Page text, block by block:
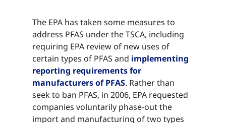
The EPA has taken some measures to
address PFAS under the TSCA, including
requiring EPA review of new uses of
certain types of PFAS and ​​​​‌ ‍ ​‍​‍‌‍ ‌ ​‍‌‍‍‌‌‍‌ ‌‍‍‌‌‍ ‍​‍​‍​ ‍‍​‍​‍‌ ​ ‌‍​‌‌‍ ‍‌‍‍‌‌ ‌​‌ ‍‌​‍ ‍‌‍‍‌‌‍ ​‍​‍​‍ ​​‍​‍‌‍‍​‌ ​‍‌‍‌‌‌‍‌‍​‍​‍​ ‍‍​‍​‍‌‍‍​‌ ‌​‌ ‌​‌ ​​‌ ​ ​ ‍‍​‍ ​‍ ‌‍​ ‌‍ ‌‌ ​ ​‍ ‍‌‍ ‌‌‍​‌‌‍‍‌‌‍ ‍​‍ ‍​ ​‍​ ​​​ ​‍​ ‌​‌ ​‍‌‍‌‌‌‍‌​‌‍‌‌‌ ​ ‌‍‍‌‌‍‌ ‌‍ ‍​‍ ‍‌ ​‍‌‍‍‌‌ ‌‍‌‍‌‌‌ ​‍‌‍‍ ‌‍‌‌‌‍‌‌‌ ​​‌‍‌‌‌ ​‍​‍ ‍‌‍ ‌ ​‍‌‍‌ ​‍ ‌‍‍‌‌‍ ‍‌ ‌​‌‍‌‌‌‍ ‍‌ ‌​​‍ ‌‍‌‌‌‍‌​‌‍‍‌‌ ‌​​‍ ‌‍ ‌‌‍ ‌‍‌​‌‍‌‌​ ‌‌ ​​‌ ​‍‌‍‌‌‌ ​ ‌‍‌‌‌‍ ‍‌ ‌​‌‍​‌‌ ‌​‌‍‍‌‌‍ ‌‍ ‍​ ‍ ‌‍‍‌‌‍‌​​ ‌‌‍​ ​ ​‍‌‍‌‍​ ​​​ ​‌‌‍​ ​ ‌ ​ ‌ ​‍ ‌‌‍​‍​ ‌​​ ​‌‌‍​‌​‍ ‌​ ‌​​ ‌​‌‍​‌​ ‌​​‍ ‌‌‍​‌​ ​​‌‍​‌‌‍‌‌​‍ ‌​ ‌‍​ ‌ ​ ‌‌‌‍​ ​ ‌​​ ‍​​ ‍‌​ ​‍​ ‌ ​ ​ ​ ​​​ ‌​​ ‍ ‌ ‌​‌ ‍‌‌ ​​‌‍‌‌​ ‌‌‍​‌‌ ​‍‌ ‌​‌‍‍‌‌‍​ ‌‍ ​‌‍‌‌​ ‍ ‌ ​​‌‍​‌‌ ‌​‌‍‍​​ ‌‌‍​ ‌‍ ‌‍ ‍‌ ‌​‌‍‌‌‌‍ ‍‌ ‌​​‍‌‌​ ‌‌‌​​‍‌‌ ‌‍‍ ‌‍‌‌‌ ‍‌​‍‌‌​ ​ ‌​‌​​‍‌‌​ ​ ‌​‌​​‍‌‌​ ​‍​ ​‍‌‍‌‌​ ‌ ​ ​‌‌‍​ ‌‍​ ​ ​‌‌‍‌‌‌‍‌​​ ‌​​ ​‍‌‍‌​​ ​ ​‍‌‌​ ​‍​ ​‍​‍‌‌​ ‌‌‌​‌​​‍ ‍‌‍​ ‌‍‍​‌‍‍‌‌‍ ​‌‍‌​‌ ​‍‌‍‌‌‌‍ ‍​‍‌‌​ ‌‌‌​​‍‌‌ ‌‍‍ ‌‍‌‌‌ ‍‌​‍‌‌​ ​ ‌​‌​​‍‌‌​ ​ ‌​‌​​‍‌‌​ ​‍​ ​‍​ ​‍‌‍​‌‌‍‌‌​ ‌‌‌‍​‌‌‍​‌‌‍‌‍​ ‌‍‌‍​ ​ ​‍‌‍‌‌​ ‌‍​‍‌‌​ ​‍​ ​‍​‍‌‌​ ‌‌‌​‌​​‍ ‍‌ ‌​‌‍‌‌‌ ‍​‌ ‌​​ ‌‍​‍‌‍​‌‌ ​ ‌‍‌‌‌‌‌‌‌ ​‍‌‍ ​​ ‌‌‍‍​‌ ‌​‌ ‌​‌ ​​‌ ​ ​‍‌‌​ ​ ‌​​‌​‍‌‌​ ​‍‌​‌‍​‍‌‌​ ​‍‌​‌‍‌‍​ ‌‍ ‌‌ ​ ​‍ ‍‌‍ ‌‌‍​‌‌‍‍‌‌‍ ‍​‍ ‍​ ​‍​ ​​​ ​‍​ ‌​‌ ​‍‌‍‌‌‌‍‌​‌‍‌‌‌ ​ ‌‍‍‌‌‍‌ ‌‍ ‍​‍ ‍‌ ​‍‌‍‍‌‌ ‌‍‌‍‌‌‌ ​‍‌‍‍ ‌‍‌‌‌‍‌‌‌ ​​‌‍‌‌‌ ​‍​‍ ‍‌‍ ‌ ​‍‌‍‌ ​‍‌‍‌‍‍‌‌‍‌​​ ‌‌‍​ ​ ​‍‌‍‌‍​ ​​​ ​‌‌‍​ ​ ‌ ​ ‌ ​‍ ‌‌‍​‍​ ‌​​ ​‌‌‍​‌​‍ ‌​ ‌​​ ‌​‌‍​‌​ ‌​​‍ ‌‌‍​‌​ ​​‌‍​‌‌‍‌‌​‍ ‌​ ‌‍​ ‌ ​ ‌‌‌‍​ ​ ‌​​ ‍​​ ‍‌​ ​‍​ ‌ ​ ​ ​ ​​​ ‌​​‍‌‍‌ ‌​‌ ‍‌‌ ​​‌‍‌‌​ ‌‌‍​‌‌ ​‍‌ ‌​‌‍‍‌‌‍​ ‌‍ ​‌‍‌‌​‍‌‍‌ ​​‌‍​‌‌ ‌​‌‍‍​​ ‌‌‍​ ‌‍ ‌‍ ‍‌ ‌​‌‍‌‌‌‍ ‍‌ ‌​​‍‌‌​ ‌‌‌​​‍‌‌ ‌‍‍ ‌‍‌‌‌ ‍‌​‍‌‌​ ​ ‌​‌​​‍‌‌​ ​ ‌​‌​​‍‌‌​ ​‍​ ​‍‌‍‌‌​ ‌ ​ ​‌‌‍​ ‌‍​ ​ ​‌‌‍‌‌‌‍‌​​ ‌​​ ​‍‌‍‌​​ ​ ​‍‌‌​ ​‍​ ​‍​‍‌‌​ ‌‌‌​‌​​‍ ‍‌‍​ ‌‍‍​‌‍‍‌‌‍ ​‌‍‌​‌ ​‍‌‍‌‌‌‍ ‍​‍‌‌​ ‌‌‌​​‍‌‌ ‌‍‍ ‌‍‌‌‌ ‍‌​‍‌‌​ ​ ‌​‌​​‍‌‌​ ​ ‌​‌​​‍‌‌​ ​‍​ ​‍​ ​‍‌‍​‌‌‍‌‌​ ‌‌‌‍​‌‌‍​‌‌‍‌‍​ ‌‍‌‍​ ​ ​‍‌‍‌‌​ ‌‍​‍‌‌​ ​‍​ ​‍​‍‌‌​ ‌‌‌​‌​​‍ ‍‌ ‌​‌‍‌‌‌ ‍​‌ ‌​​‍‌‍‌ ​​‌‍‌‌‌ ​‍‌ ​ ‌ ​​‌‍‌‌‌‍​ ‌ ‌​‌‍‍‌‌ ‌‍‌‍‌‌​ ‌‌ ​​‌ ‌‌‌‍​‍‌‍ ​‌‍‍‌‌ ​ ‌‍‍​‌‍‌‌‌‍‌​​‍​‍‌ ‌ implementing
reporting requirements for
manufacturers of PFAS​​​​‌ ‍ ​‍​‍‌‍ ‌ ​‍‌‍‍‌‌‍‌ ‌‍‍‌‌‍ ‍​‍​‍​ ‍‍​‍​‍‌ ​ ‌‍​‌‌‍ ‍‌‍‍‌‌ ‌​‌ ‍‌​‍ ‍‌‍‍‌‌‍ ​‍​‍​‍ ​​‍​‍‌‍‍​‌ ​‍‌‍‌‌‌‍‌‍​‍​‍​ ‍‍​‍​‍‌‍‍​‌ ‌​‌ ‌​‌ ​​‌ ​ ​ ‍‍​‍ ​‍ ‌‍​ ‌‍ ‌‌ ​ ​‍ ‍‌‍ ‌‌‍​‌‌‍‍‌‌‍ ‍​‍ ‍​ ​‍​ ​​​ ​‍​ ‌​‌ ​‍‌‍‌‌‌‍‌​‌‍‌‌‌ ​ ‌‍‍‌‌‍‌ ‌‍ ‍​‍ ‍‌ ​‍‌‍‍‌‌ ‌‍‌‍‌‌‌ ​‍‌‍‍ ‌‍‌‌‌‍‌‌‌ ​​‌‍‌‌‌ ​‍​‍ ‍‌‍ ‌ ​‍‌‍‌ ​‍ ‌‍‍‌‌‍ ‍‌ ‌​‌‍‌‌‌‍ ‍‌ ‌​​‍ ‌‍‌‌‌‍‌​‌‍‍‌‌ ‌​​‍ ‌‍ ‌‌‍ ‌‍‌​‌‍‌‌​ ‌‌ ​​‌ ​‍‌‍‌‌‌ ​ ‌‍‌‌‌‍ ‍‌ ‌​‌‍​‌‌ ‌​‌‍‍‌‌‍ ‌‍ ‍​ ‍ ‌‍‍‌‌‍‌​​ ‌‌‍​ ​ ​‍‌‍‌‍​ ​​​ ​‌‌‍​ ​ ‌ ​ ‌ ​‍ ‌‌‍​‍​ ‌​​ ​‌‌‍​‌​‍ ‌​ ‌​​ ‌​‌‍​‌​ ‌​​‍ ‌‌‍​‌​ ​​‌‍​‌‌‍‌‌​‍ ‌​ ‌‍​ ‌ ​ ‌‌‌‍​ ​ ‌​​ ‍​​ ‍‌​ ​‍​ ‌ ​ ​ ​ ​​​ ‌​​ ‍ ‌ ‌​‌ ‍‌‌ ​​‌‍‌‌​ ‌‌‍​‌‌ ​‍‌ ‌​‌‍‍‌‌‍​ ‌‍ ​‌‍‌‌​ ‍ ‌ ​​‌‍​‌‌ ‌​‌‍‍​​ ‌‌‍​ ‌‍ ‌‍ ‍‌ ‌​‌‍‌‌‌‍ ‍‌ ‌​​‍‌‌​ ‌‌‌​​‍‌‌ ‌‍‍ ‌‍‌‌‌ ‍‌​‍‌‌​ ​ ‌​‌​​‍‌‌​ ​ ‌​‌​​‍‌‌​ ​‍​ ​‍‌‍‌‌​ ‌ ​ ​‌‌‍​ ‌‍​ ​ ​‌‌‍‌‌‌‍‌​​ ‌​​ ​‍‌‍‌​​ ​ ​‍‌‌​ ​‍​ ​‍​‍‌‌​ ‌‌‌​‌​​‍ ‍‌‍​ ‌‍‍​‌‍‍‌‌‍ ​‌‍‌​‌ ​‍‌‍‌‌‌‍ ‍​‍‌‌​ ‌‌‌​​‍‌‌ ‌‍‍ ‌‍‌‌‌ ‍‌​‍‌‌​ ​ ‌​‌​​‍‌‌​ ​ ‌​‌​​‍‌‌​ ​‍​ ​‍​ ​ ​ ‌‍‌‍‌‌​ ​‍​ ‌​‌‍​ ‌‍‌​‌‍​‍​ ​ ‌‍​ ‌‍‌​‌‍​‌​‍‌‌​ ​‍​ ​‍​‍‌‌​ ‌‌‌​‌​​‍ ‍‌ ‌​‌‍‌‌‌ ‍​‌ ‌​​ ‌‍​‍‌‍​‌‌ ​ ‌‍‌‌‌‌‌‌‌ ​‍‌‍ ​​ ‌‌‍‍​‌ ‌​‌ ‌​‌ ​​‌ ​ ​‍‌‌​ ​ ‌​​‌​‍‌‌​ ​‍‌​‌‍​‍‌‌​ ​‍‌​‌‍‌‍​ ‌‍ ‌‌ ​ ​‍ ‍‌‍ ‌‌‍​‌‌‍‍‌‌‍ ‍​‍ ‍​ ​‍​ ​​​ ​‍​ ‌​‌ ​‍‌‍‌‌‌‍‌​‌‍‌‌‌ ​ ‌‍‍‌‌‍‌ ‌‍ ‍​‍ ‍‌ ​‍‌‍‍‌‌ ‌‍‌‍‌‌‌ ​‍‌‍‍ ‌‍‌‌‌‍‌‌‌ ​​‌‍‌‌‌ ​‍​‍ ‍‌‍ ‌ ​‍‌‍‌ ​‍‌‍‌‍‍‌‌‍‌​​ ‌‌‍​ ​ ​‍‌‍‌‍​ ​​​ ​‌‌‍​ ​ ‌ ​ ‌ ​‍ ‌‌‍​‍​ ‌​​ ​‌‌‍​‌​‍ ‌​ ‌​​ ‌​‌‍​‌​ ‌​​‍ ‌‌‍​‌​ ​​‌‍​‌‌‍‌‌​‍ ‌​ ‌‍​ ‌ ​ ‌‌‌‍​ ​ ‌​​ ‍​​ ‍‌​ ​‍​ ‌ ​ ​ ​ ​​​ ‌​​‍‌‍‌ ‌​‌ ‍‌‌ ​​‌‍‌‌​ ‌‌‍​‌‌ ​‍‌ ‌​‌‍‍‌‌‍​ ‌‍ ​‌‍‌‌​‍‌‍‌ ​​‌‍​‌‌ ‌​‌‍‍​​ ‌‌‍​ ‌‍ ‌‍ ‍‌ ‌​‌‍‌‌‌‍ ‍‌ ‌​​‍‌‌​ ‌‌‌​​‍‌‌ ‌‍‍ ‌‍‌‌‌ ‍‌​‍‌‌​ ​ ‌​‌​​‍‌‌​ ​ ‌​‌​​‍‌‌​ ​‍​ ​‍‌‍‌‌​ ‌ ​ ​‌‌‍​ ‌‍​ ​ ​‌‌‍‌‌‌‍‌​​ ‌​​ ​‍‌‍‌​​ ​ ​‍‌‌​ ​‍​ ​‍​‍‌‌​ ‌‌‌​‌​​‍ ‍‌‍​ ‌‍‍​‌‍‍‌‌‍ ​‌‍‌​‌ ​‍‌‍‌‌‌‍ ‍​‍‌‌​ ‌‌‌​​‍‌‌ ‌‍‍ ‌‍‌‌‌ ‍‌​‍‌‌​ ​ ‌​‌​​‍‌‌​ ​ ‌​‌​​‍‌‌​ ​‍​ ​‍​ ​ ​ ‌‍‌‍‌‌​ ​‍​ ‌​‌‍​ ‌‍‌​‌‍​‍​ ​ ‌‍​ ‌‍‌​‌‍​‌​‍‌‌​ ​‍​ ​‍​‍‌‌​ ‌‌‌​‌​​‍ ‍‌ ‌​‌‍‌‌‌ ‍​‌ ‌​​‍‌‍‌ ​​‌‍‌‌‌ ​‍‌ ​ ‌ ​​‌‍‌‌‌‍​ ‌ ‌​‌‍‍‌‌ ‌‍‌‍‌‌​ ‌‌ ​​‌ ‌‌‌‍​‍‌‍ ​‌‍‍‌‌ ​ ‌‍‍​‌‍‌‌‌‍‌​​‍​‍‌ ‌. Rather than
seek to ban PFAS, in 2006, EPA requested
companies voluntarily phase-out the
import and manufacturing of two types